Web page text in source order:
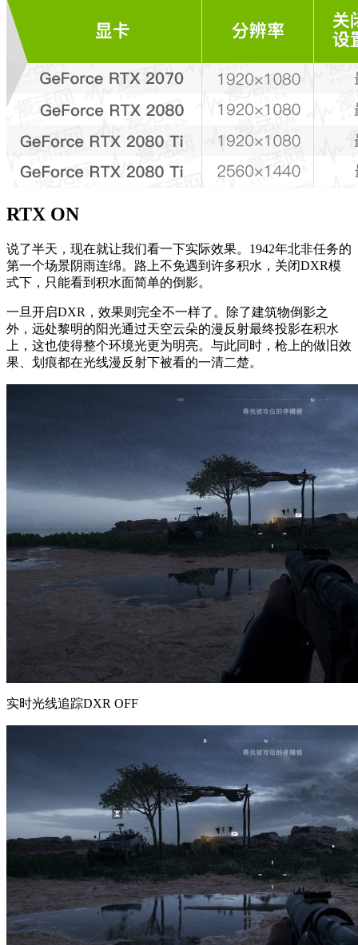
RTX ON
说了半天，现在就让我们看一下实际效果。1942年北非任务的
第一个场景阴雨连绵。路上不免遇到许多积水，关闭DXR模
式下，只能看到积水面简单的倒影。
一旦开启DXR，效果则完全不一样了。除了建筑物倒影之
外，远处黎明的阳光通过天空云朵的漫反射最终投影在积水
上，这也使得整个环境光更为明亮。与此同时，枪上的做旧效
果、划痕都在光线漫反射下被看的一清二楚。
实时光线追踪DXR OFF